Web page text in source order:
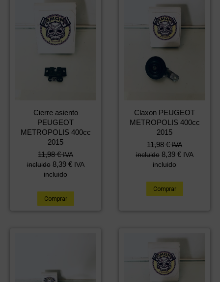
Cierre asiento
PEUGEOT
METROPOLIS 400cc
2015
11,98€ IVA
incluido 8,39 € IVA
incluido
Comprar
Claxon PEUGEOT
METROPOLIS 400cc
2015
11,98€ IVA
incluido 8,39 € IVA
incluido
Comprar